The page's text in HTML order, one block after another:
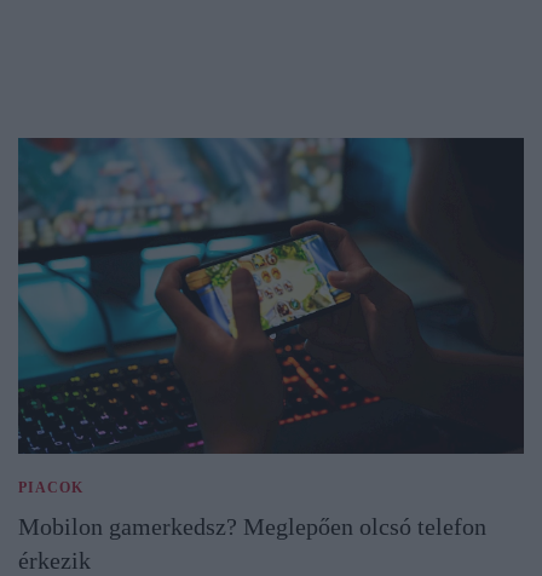
PIACOK
Mobilon gamerkedsz? Meglepően olcsó telefon
érkezik